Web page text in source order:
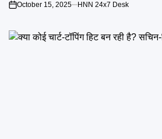
on
October 15, 2025 HNN 24x7 Desk